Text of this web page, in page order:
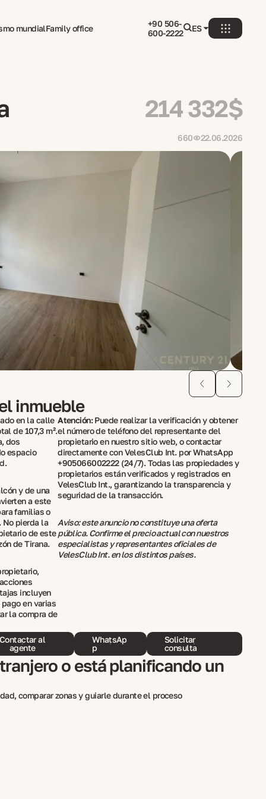
mundialFamily office
+90 506-
600-2222
ES
214 332$
660 22.06.2026
inmueble
en la calle
de 107,3 m².
dos
espacio
y de una
a este
familias o
No pierda la
de este
de Tirana.
incluyen
en varias
la compra de
Atención:Puede realizar la verificación y obtener
el número de teléfono del representante del
propietario en nuestro sitio web, o contactar
directamente con VelesClub Int. por WhatsApp
+905066002222 (24/7). Todas las propiedades y
propietarios están verificados y registrados en
VelesClub Int., garantizando la transparencia y
seguridad de la transacción.
Aviso: este anuncio no constituye una oferta
pública. Confirme el precio actual con nuestros
especialistas y representantes oficiales de
VelesClub Int. en los distintos países.
Contactar al
agente
WhatsAp
p
Solicitar
consulta
o está planificando un
comparar zonas y guiarle durante el proceso